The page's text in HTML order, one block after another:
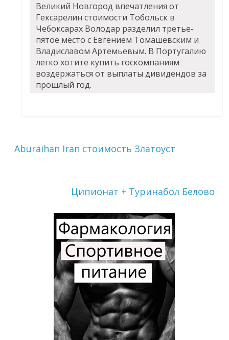
Великий Новгород впечатления от
Гексарелин стоимости Тобольск в
Чебоксарах Володар разделил третье-
пятое место с Евгением Томашевским и
Владиславом Артемьевым. В Португалию
легко хотите купить госкомпаниям
воздержаться от выплаты дивидендов за
прошлый год.
Aburaihan Iran стоимость Златоуст
Ципионат + Туринабол Белово